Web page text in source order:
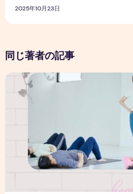
2025年10月23日
同じ著者の記事
ピラティスってなに？初心者にも